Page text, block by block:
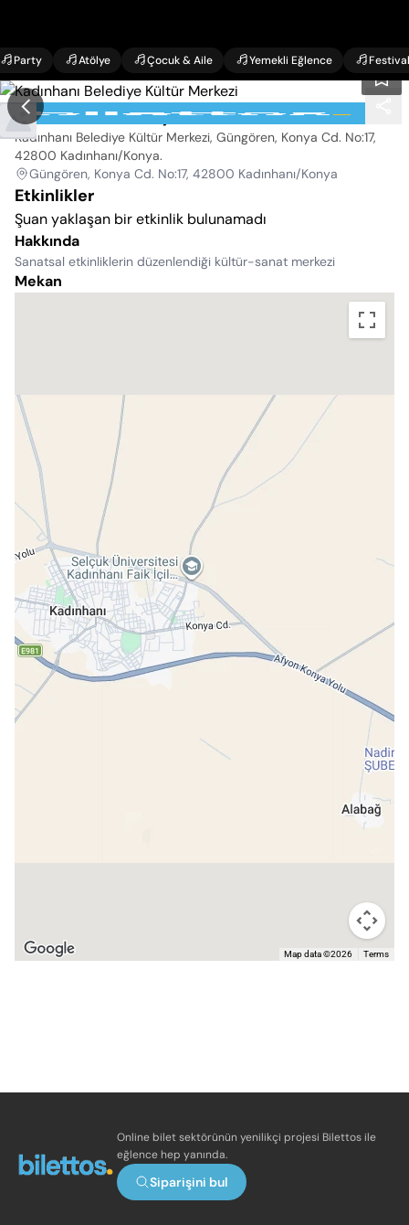
Party Atölye Çocuk & Aile Yemekli Eğlence Festival
Kadınhanı Belediye Kültür Merkezi
Kadınhanı Belediye Kültür Merkezi, Güngören, Konya Cd. No:17,
42800 Kadınhanı/Konya.
Güngören, Konya Cd. No:17, 42800 Kadınhanı/Konya
Etkinlikler
Şuan yaklaşan bir etkinlik bulunamadı
Hakkında
Sanatsal etkinliklerin düzenlendiği kültür-sanat merkezi
Mekan
Map data ©2026 Terms
Online bilet sektörünün yenilikçi projesi Bilettos ile
eğlence hep yanında.
Siparişini bul